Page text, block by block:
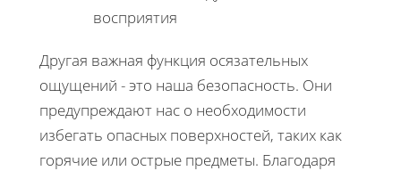
восприятия
Другая важная функция осязательных
ощущений - это наша безопасность. Они
предупреждают нас о необходимости
избегать опасных поверхностей, таких как
горячие или острые предметы. Благодаря